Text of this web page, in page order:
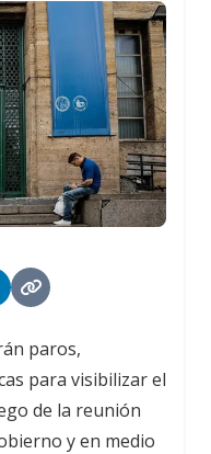
paros,
para visibilizar el
de la reunión
y en medio